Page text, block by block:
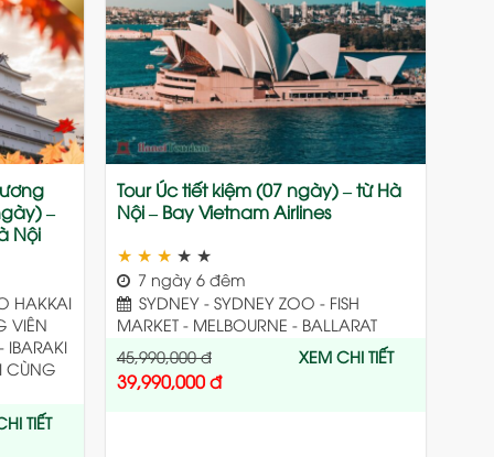
Add
to
wishlist
–
Nội
HAKKAI
VIÊN
IBARAKI
CÙNG
TIẾT
Add
to
wishlist
Tour Úc tiết kiệm (07 ngày) – từ Hà
Nội – Bay Vietnam Airlines
★ ★ ★ ★ ★
7 ngày 6 đêm
SYDNEY - SYDNEY ZOO - FISH
MARKET - MELBOURNE - BALLARAT
45,990,000đ
39,990,000đ
XEM CHI TIẾT